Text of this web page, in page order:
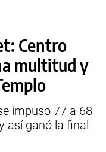
Centro
multitud y
impuso 77 a 68
así ganó la final